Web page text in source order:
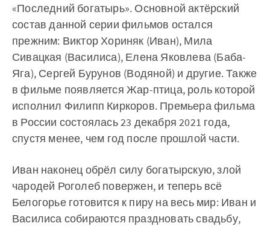
«Последний богатырь». Основной актёрский
состав данной серии фильмов остался
прежним: Виктор Хориняк (Иван), Мила
Сивацкая (Василиса), Елена Яковлева (Баба-
Яга), Сергей Бурунов (Водяной) и другие. Также
в фильме появляется Жар-птица, роль которой
исполнил Филипп Киркоров. Премьера фильма
в России состоялась 23 декабря 2021 года,
спустя менее, чем год после прошлой части.
Иван наконец обрёл силу богатырскую, злой
чародей Роголеб повержен, и теперь всё
Белогорье готовится к пиру на весь мир: Иван и
Василиса собираются праздновать свадьбу,